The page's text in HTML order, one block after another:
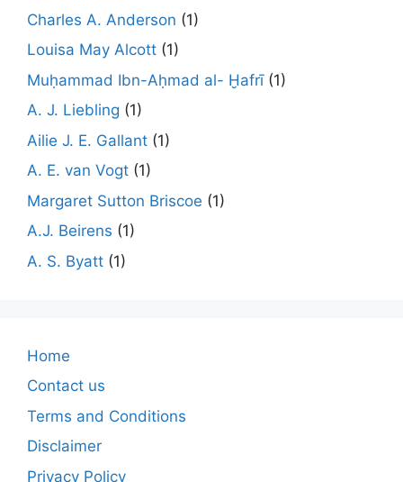
Charles A. Anderson (1)
Louisa May Alcott (1)
Muḥammad Ibn-Aḥmad al- Ḫafrī(1)
A. J. Liebling (1)
Ailie J. E. Gallant (1)
A. E. van Vogt (1)
Margaret Sutton Briscoe (1)
A.J. Beirens (1)
A. S. Byatt (1)
Home
Contact us
Terms and Conditions
Disclaimer
Privacy Policy